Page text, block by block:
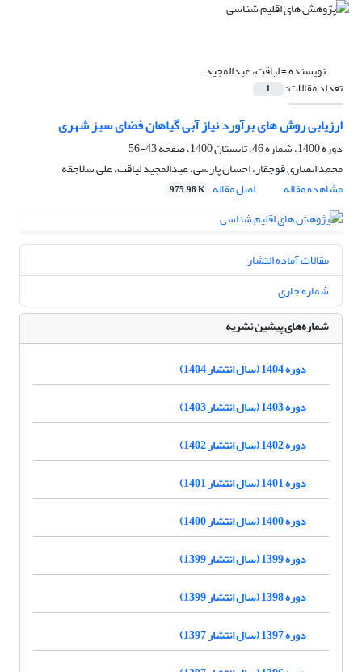
نویسنده =لیاقت، عبدالمجید
تعداد مقالات: 1
ارزیابی روش های برآورد نیاز آبی گیاهان فضای سبز شهری
دوره 1400، شماره 46، تابستان 1400، صفحه
43-56
محمد انصاری قوجقار، احسان پارسی، عبدالمجید لیاقت، علی سلاجقه
مشاهده مقاله
اصل مقاله 975.98 K
مقالات آماده انتشار
شماره جاری
شماره‌های پیشین نشریه
دوره 1404 (سال انتشار 1404)
دوره 1403 (سال انتشار 1403)
دوره 1402 (سال انتشار 1402)
دوره 1401 (سال انتشار 1401)
دوره 1400 (سال انتشار 1400)
دوره 1399 (سال انتشار 1399)
دوره 1398 (سال انتشار 1399)
دوره 1397 (سال انتشار 1397)